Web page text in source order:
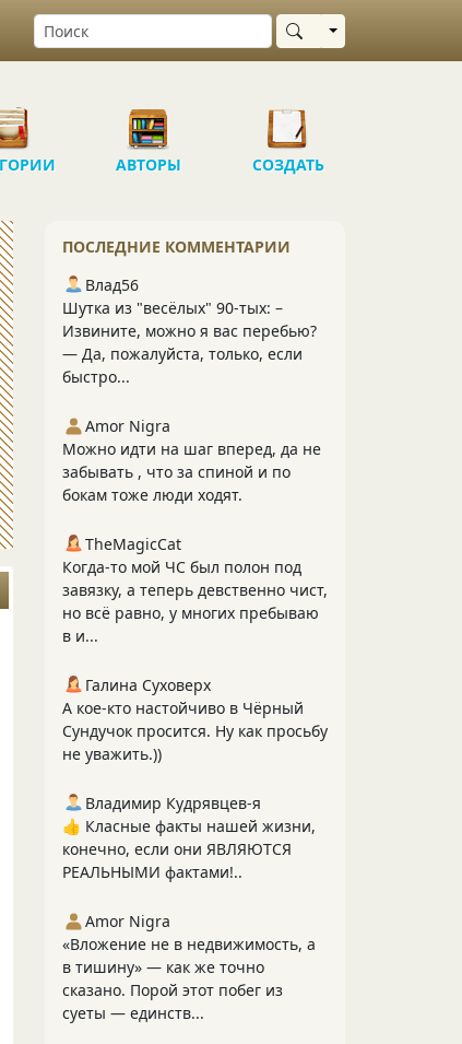
Выбрать область
АВТОРЫ СОЗДАТЬ
ПОСЛЕДНИЕ КОММЕНТАРИИ
Влад56
Шутка из "весёлых" 90-тых: –
Извините, можно я вас перебью?
— Да, пожалуйста, только, если
быстро...
Amor Nigra
Можно идти на шаг вперед, да не
забывать , что за спиной и по
бокам тоже люди ходят.
TheMagicCat
Когда-то мой ЧС был полон под
завязку, а теперь девственно чист,
но всё равно, у многих пребываю
в и...
Галина Суховерх
А кое-кто настойчиво в Чёрный
Сундучок просится. Ну как просьбу
не уважить.))
Владимир Кудрявцев-я
👍 Класные факты нашей жизни,
конечно, если они ЯВЛЯЮТСЯ
РЕАЛЬНЫМИ фактами!..
Amor Nigra
«Вложение не в недвижимость, а
в тишину» — как же точно
сказано. Порой этот побег из
суеты — единств...